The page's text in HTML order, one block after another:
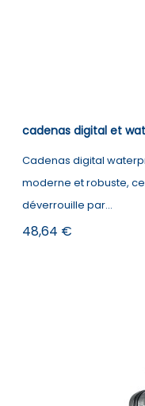
cadenas digital et
Cadenas digital
moderne et robuste,
déverrouille par...
Prix
48,64 €